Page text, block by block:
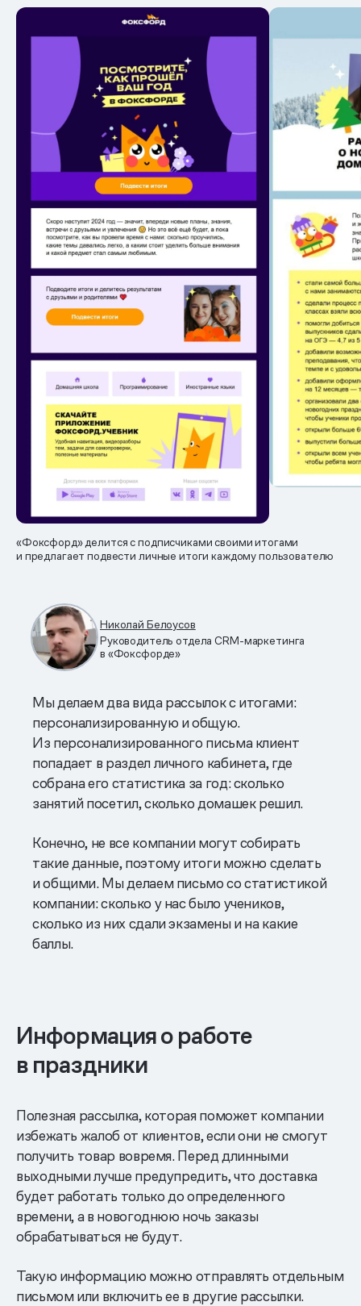
«Фоксфорд» делится с подписчиками своими итогами
и предлагает подвести личные итоги каждому пользователю
Николай Белоусов
Руководитель отдела CRM-маркетинга
в «Фоксфорде»
Мы делаем два вида рассылок с итогами:
персонализированную и общую.
Из персонализированного письма клиент
попадает в раздел личного кабинета, где
собрана его статистика за год: сколько
занятий посетил, сколько домашек решил.
Конечно, не все компании могут собирать
такие данные, поэтому итоги можно сделать
и общими. Мы делаем письмо со статистикой
компании: сколько у нас было учеников,
сколько из них сдали экзамены и на какие
баллы.
Информация о работе
в праздники
Полезная рассылка, которая поможет компании
избежать жалоб от клиентов, если они не смогут
получить товар вовремя. Перед длинными
выходными лучше предупредить, что доставка
будет работать только до определенного
времени, а в новогоднюю ночь заказы
обрабатываться не будут.
Такую информацию можно отправлять отдельным
письмом или включить ее в другие рассылки.